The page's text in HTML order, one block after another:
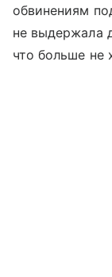
обвинениям
не выдержала
что больше не